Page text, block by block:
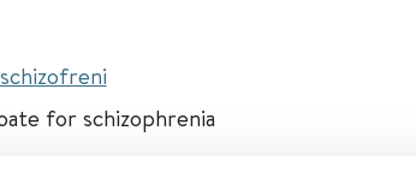
for schizophrenia